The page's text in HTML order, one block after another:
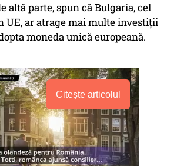
altă parte, spun că Bulgaria, cel
UE, ar atrage mai multe investiţii
moneda unică europeană.
Citește articolul